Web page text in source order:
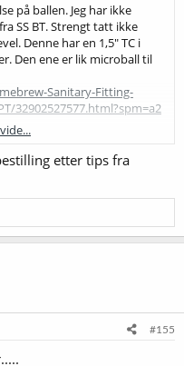
på ballen. Jeg har ikke
SS BT. Strengt tatt ikke
Denne har en 1,5" TC i
Den ene er lik microball til
Sanitary-Fitting-
32902527577.html?spm=a2
med en diameter på 32
(trykk):
Clamp 1.5in.(50.5mm) Tank
Cleaning Ball-in Pipe
| Alibaba
men blir adskillig
trenger en 1/2" FPT til TC
etter tips fra
#155